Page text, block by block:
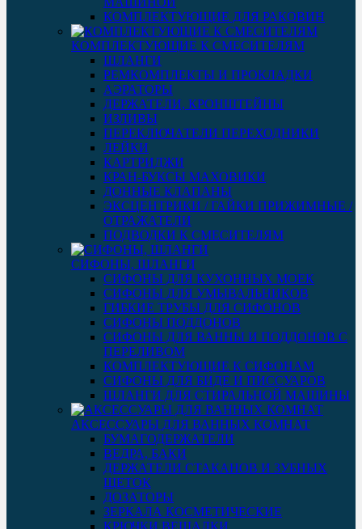
КОМПЛЕКТУЮЩИЕ ДЛЯ РАКОВИН
КОМПЛЕКТУЮЩИЕ К СМЕСИТЕЛЯМ
ШЛАНГИ
РЕМКОМПЛЕКТЫ И ПРОКЛАДКИ
АЭРАТОРЫ
ДЕРЖАТЕЛИ, КРОНШТЕЙНЫ
ИЗЛИВЫ
ПЕРЕКЛЮЧАТЕЛИ ПЕРЕХОДНИКИ
ЛЕЙКИ
КАРТРИДЖИ
КРАН-БУКСЫ МАХОВИКИ
ДОННЫЕ КЛАПАНЫ
ЭКСЦЕНТРИКИ / ГАЙКИ ПРИЖИМНЫЕ /
ОТРАЖАТЕЛИ
ПОДВОДКИ К СМЕСИТЕЛЯМ
СИФОНЫ, ШЛАНГИ
СИФОНЫ ДЛЯ КУХОННЫХ МОЕК
СИФОНЫ ДЛЯ УМЫВАЛЬНИКОВ
ГИБКИЕ ТРУБЫ ДЛЯ СИФОНОВ
СИФОНЫ ПОДДОНОВ
СИФОНЫ ДЛЯ ВАННЫ И ПОДДОНОВ С
ПЕРЕЛИВОМ
КОМПЛЕКТУЮЩИЕ К СИФОНАМ
СИФОНЫ ДЛЯ БИДЕ И ПИССУАРОВ
ШЛАНГИ ДЛЯ СТИРАЛЬНОЙ МАШИНЫ
АКСЕССУАРЫ ДЛЯ ВАННЫХ КОМНАТ
БУМАГОДЕРЖАТЕЛИ
ВЕДРА, БАКИ
ДЕРЖАТЕЛИ СТАКАНОВ И ЗУБНЫХ
ЩЕТОК
ДОЗАТОРЫ
ЗЕРКАЛА КОСМЕТИЧЕСКИЕ
КРЮЧКИ ВЕШАЛКИ